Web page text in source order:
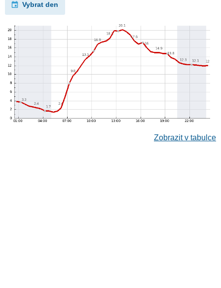
Vybrat den
Zobrazit v tabulce